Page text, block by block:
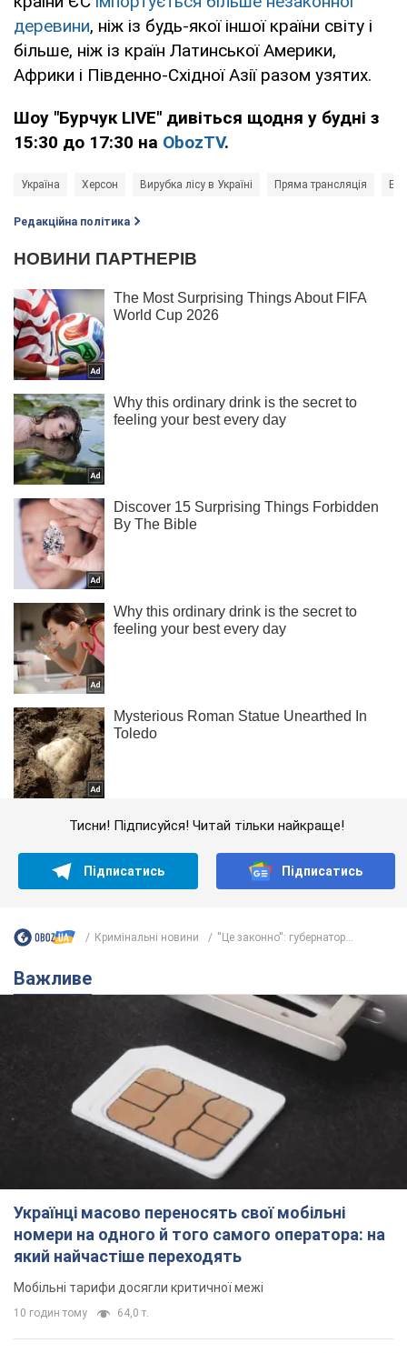
деревини, ніж із будь-якої іншої країни світу і
більше, ніж із країн Латинської Америки,
Африки і Південно-Східної Азії разом узятих.
Шоу "Бурчук LIVE" дивіться щодня у будні з
15:30 до 17:30 на ObozTV.
Україна Херсон Вирубка лісу в Україні Пряма трансляція
Редакційна політика
Тисни! Підписуйся! Читай тільки найкраще!
Підписатись Підписатись
Кримінальні новини ''Це законно'': губернатор...
Важливе
Українці масово переносять свої мобільні
номери на одного й того самого оператора: на
який найчастіше переходять
Мобільні тарифи досягли критичної межі
10 годин тому 64,0 т.